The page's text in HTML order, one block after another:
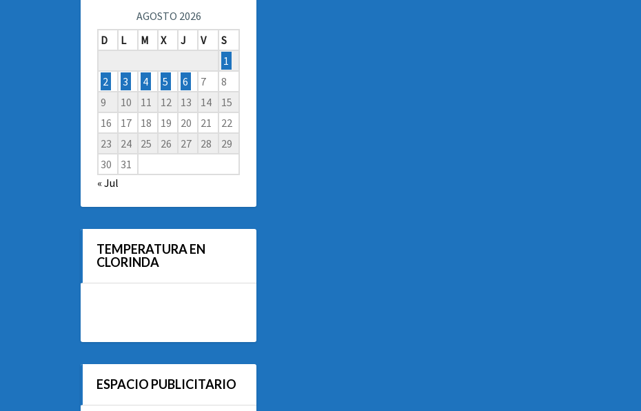
AGOSTO 2026
D
L M X J V
S
1
2
3 4 5 6 7
8
9
10 11 12 13 14
15
16
17 18 19 20 21
22
23
24 25 26 27 28
29
30
31
« Jul
TEMPERATURA EN
CLORINDA
ESPACIO PUBLICITARIO